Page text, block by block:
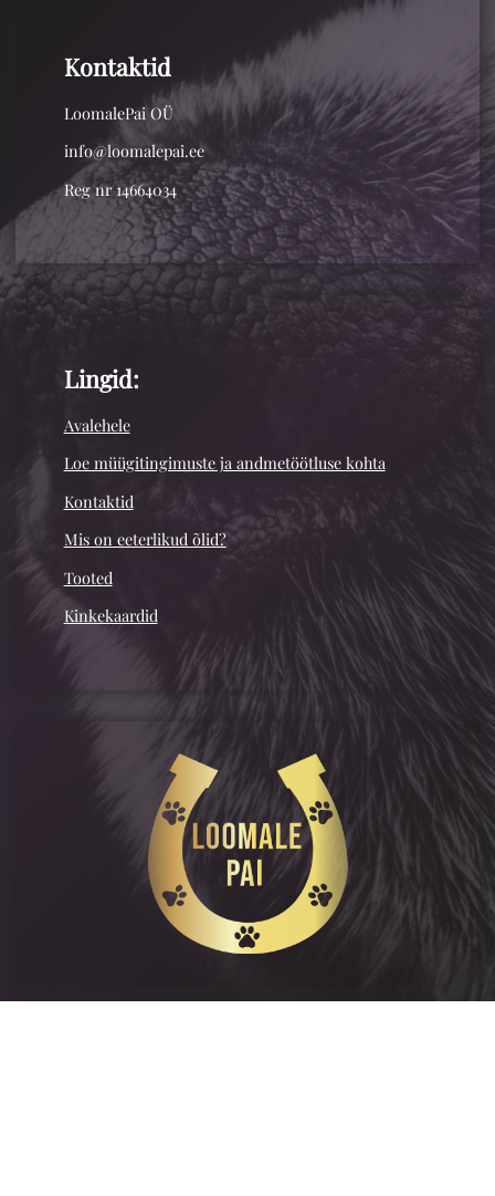
Kontaktid
LoomalePai OÜ
info@loomalepai.ee
Reg nr 14664034
Lingid:
Avalehele
Loe müügitingimuste ja andmetöötluse kohta
Kontaktid
Mis on eeterlikud õlid?
Tooted
Kinkekaardid